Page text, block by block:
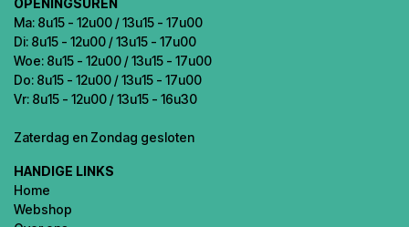
OPENINGSUREN
Ma: 8u15 - 12u00 / 13u15 - 17u00
Di: 8u15 - 12u00 / 13u15 - 17u00
Woe: 8u15 - 12u00 / 13u15 - 17u00
Do: 8u15 - 12u00 / 13u15 - 17u00
Vr: 8u15 - 12u00 / 13u15 - 16u30
Zaterdag en Zondag gesloten
HANDIGE LINKS
Home
Webshop